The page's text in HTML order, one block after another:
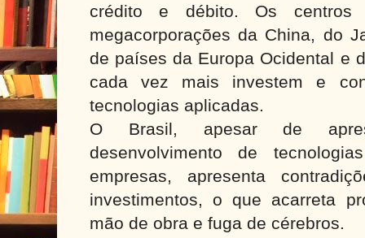
crédito e débito. Os centros
megacorporações da China, do
de países da Europa Ocidental e
cada vez mais investem e
tecnologias aplicadas.
O Brasil, apesar de
desenvolvimento de
empresas, apresenta
investimentos, o que acarreta
mão de obra e fuga de cérebros.